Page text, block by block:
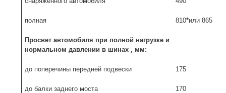
полная 810*или 865
Просвет автомобиля при полной нагрузке и
нормальном давлении в шинах , мм:
до поперечины передней подвески 175
до балки заднего моста 170